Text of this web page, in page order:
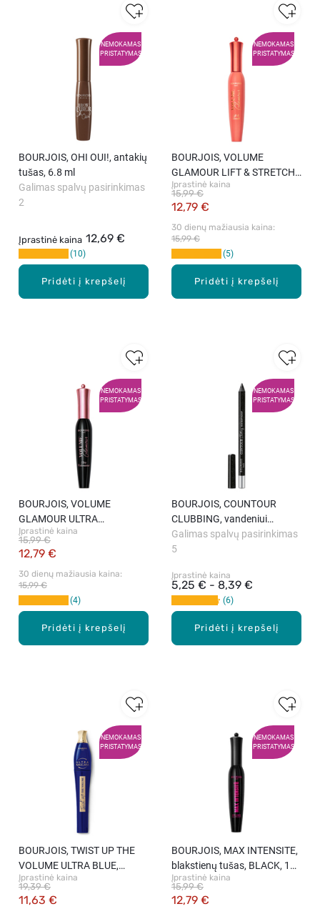
NEMOKAMAS
PRISTATYMAS
Pridėti į krepšelį
BOURJOIS, OHI OUI!, antakių
tušas, 6.8 ml
Įprastinė kaina 12,69 €
Galimas spalvų pasirinkimas
2
10
NEMOKAMAS
PRISTATYMAS
Pridėti į krepšelį
BOURJOIS, VOLUME
GLAMOUR LIFT & STRETCH,
blakstienų tušas, 12 ml
Įprastinė kaina
12,79 €
15,99 €
30 dienų mažiausia kaina:
15,99 €
5
NEMOKAMAS
PRISTATYMAS
Pridėti į krepšelį
BOURJOIS, VOLUME
GLAMOUR ULTRA
VOLUMATEUR, blakstienų
tušas, 12 ml
Įprastinė kaina
12,79 €
15,99 €
30 dienų mažiausia kaina:
15,99 €
4
NEMOKAMAS
PRISTATYMAS
Pridėti į krepšelį
BOURJOIS, COUNTOUR
CLUBBING, vandeniui
atsparus akių pieštukas, 1.2
ml.
Įprastinė kaina
5,25 € - 8,39 €
Galimas spalvų pasirinkimas
5
6
NEMOKAMAS
PRISTATYMAS
BOURJOIS, TWIST UP THE
VOLUME ULTRA BLUE,
mėlynas blakstienų tušas, 8
ml.
Įprastinė kaina
11,63 €
19,39 €
NEMOKAMAS
PRISTATYMAS
BOURJOIS, MAX INTENSITE,
blakstienų tušas, BLACK, 12
ml.
Įprastinė kaina
12,79 €
15,99 €